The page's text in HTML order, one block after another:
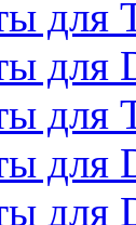
для
для
для
для
для